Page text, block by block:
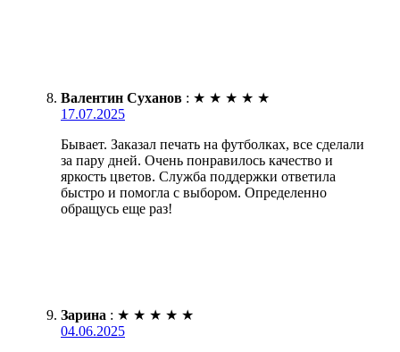
Валентин Суханов : ★ ★ ★ ★ ★
17.07.2025
Бывает. Заказал печать на футболках, все сделали
за пару дней. Очень понравилось качество и
яркость цветов. Служба поддержки ответила
быстро и помогла с выбором. Определенно
обращусь еще раз!
Зарина : ★ ★ ★ ★ ★
04.06.2025